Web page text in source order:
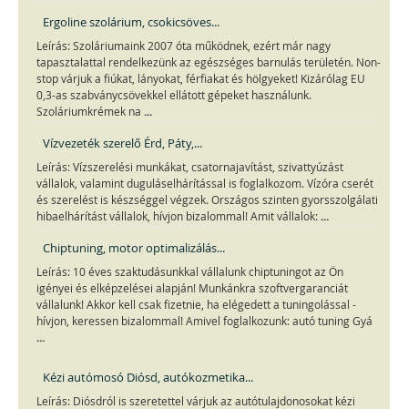
Ergoline szolárium, csokicsöves...
Leírás: Szoláriumaink 2007 óta működnek, ezért már nagy
tapasztalattal rendelkezünk az egészséges barnulás területén. Non-
stop várjuk a fiúkat, lányokat, férfiakat és hölgyeket! Kizárólag EU
0,3-as szabványcsövekkel ellátott gépeket használunk.
Szoláriumkrémek na ...
Vízvezeték szerelő Érd, Páty,...
Leírás: Vízszerelési munkákat, csatornajavítást, szivattyúzást
vállalok, valamint duguláselhárítással is foglalkozom. Vízóra cserét
és szerelést is készséggel végzek. Országos szinten gyorsszolgálati
hibaelhárítást vállalok, hívjon bizalommal! Amit vállalok: ...
Chiptuning, motor optimalizálás...
Leírás: 10 éves szaktudásunkkal vállalunk chiptuningot az Ön
igényei és elképzelései alapján! Munkánkra szoftvergaranciát
vállalunk! Akkor kell csak fizetnie, ha elégedett a tuningolással -
hívjon, keressen bizalommal! Amivel foglalkozunk: autó tuning Gyá
...
Kézi autómosó Diósd, autókozmetika...
Leírás: Diósdról is szeretettel várjuk az autótulajdonosokat kézi